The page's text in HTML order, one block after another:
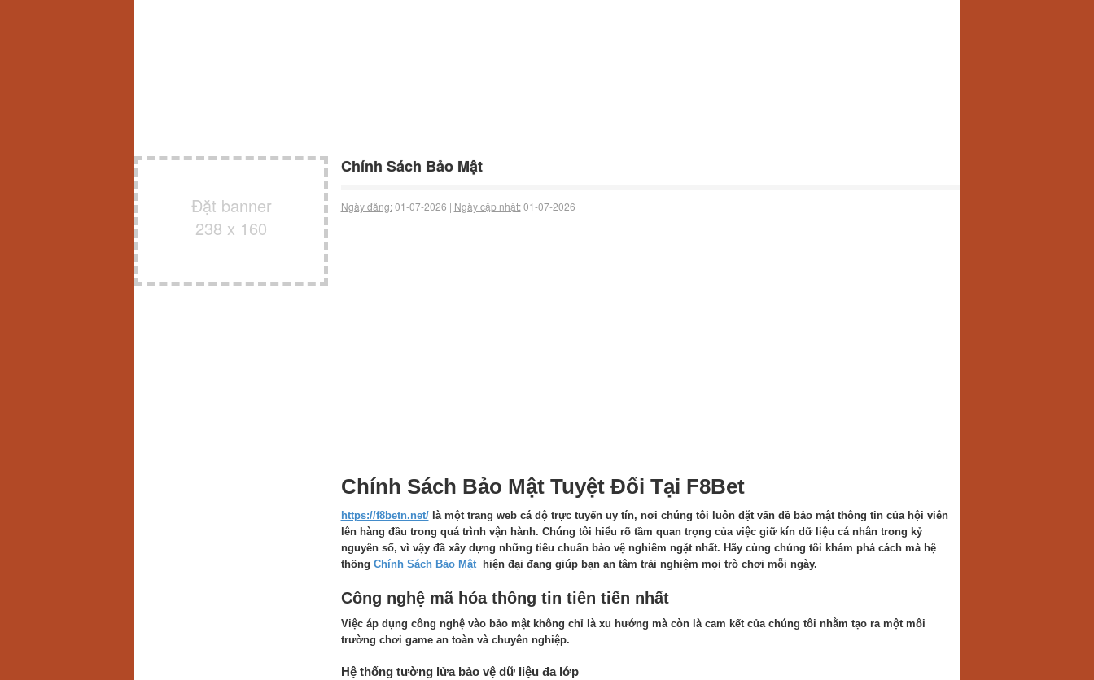
Đặt banner
238 x 160
Chính Sách Bảo Mật
Ngày đăng:01-07-2026 | Ngày cập nhật:01-07-2026
Chính Sách Bảo Mật Tuyệt Đối Tại F8Bet
https://f8betn.net/là một trang web cá độ trực tuyến uy tín, nơi chúng tôi luôn đặt vấn đề bảo mật thông tin của hội viên
lên hàng đầu trong quá trình vận hành. Chúng tôi hiểu rõ tầm quan trọng của việc giữ kín dữ liệu cá nhân trong kỷ
nguyên số, vì vậy đã xây dựng những tiêu chuẩn bảo vệ nghiêm ngặt nhất. Hãy cùng chúng tôi khám phá cách mà hệ
thống Chính Sách Bảo Mậthiện đại đang giúp bạn an tâm trải nghiệm mọi trò chơi mỗi ngày.
Công nghệ mã hóa thông tin tiên tiến nhất
Việc áp dụng công nghệ vào bảo mật không chỉ là xu hướng mà còn là cam kết của chúng tôi nhằm tạo ra một môi
trường chơi game an toàn và chuyên nghiệp.
Hệ thống tường lửa bảo vệ dữ liệu đa lớp